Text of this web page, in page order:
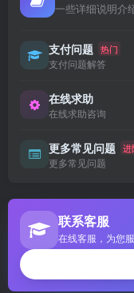
一些详细说明介
支付问题 热门
支付问题解答
在线求助
在线求助咨询
更多常见问题 进
更多常见问题
联系客服
在线客服，为您